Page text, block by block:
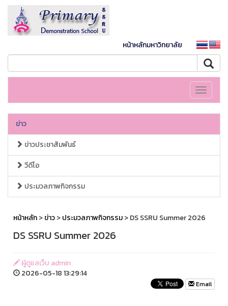
หน้าหลักมหาวิทยาลัย
Toggle
ข่าว
ข่าวประชาสัมพันธ์
วีดีโอ
ประมวลภาพกิจกรรม
หน้าหลัก>ข่าว>ประมวลภาพกิจกรรม> DS SSRU Summer 2026
DS SSRU Summer 2026
ผู้ดูแลเว็บ admin
2026-05-18 13:29:14
Email